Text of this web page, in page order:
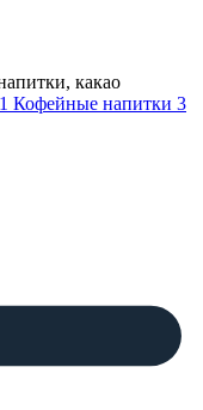
какао
1 Кофейные напитки 3